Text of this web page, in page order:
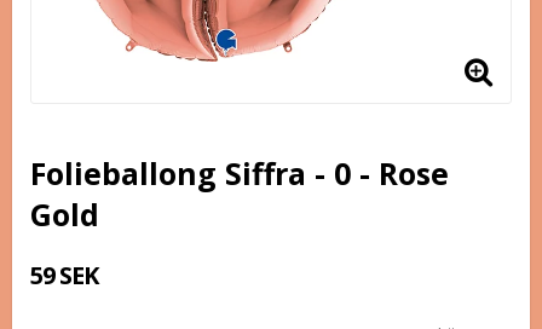
Folieballong Siffra - 0 - Rose
Gold
59 SEK